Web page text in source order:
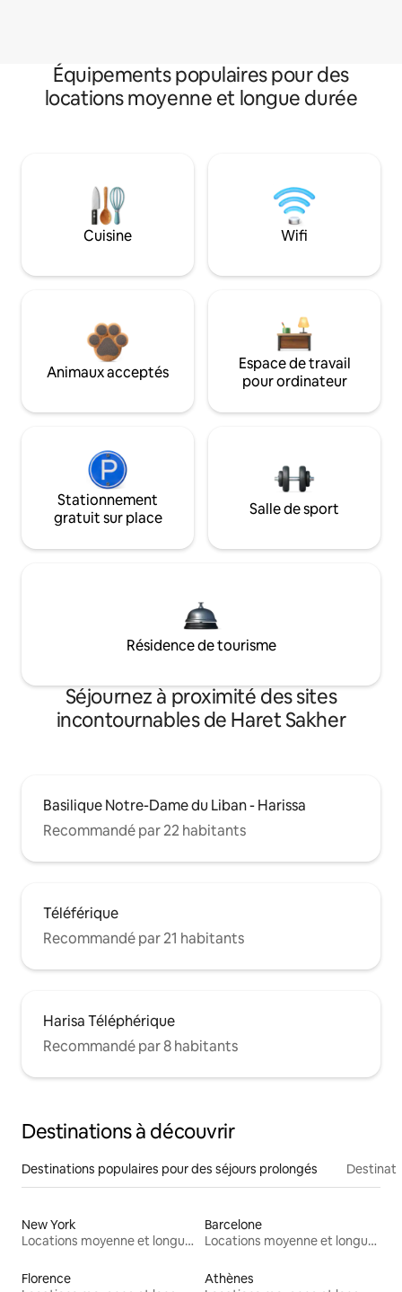
Équipements populaires pour des
locations moyenne et longue durée
Cuisine Wifi
Animaux acceptés
Espace de travail
pour ordinateur
Stationnement
gratuit sur place
Salle de sport
Résidence de tourisme
Séjournez à proximité des sites
incontournables de Haret Sakher
Basilique Notre-Dame du Liban - Harissa
Recommandé par 22 habitants
Téléférique
Recommandé par 21 habitants
Harisa Téléphérique
Recommandé par 8 habitants
Destinations à découvrir
Destinations populaires pour des séjours prolongés
New York
Locations moyenne et longue durée
Barcelone
Locations moyenne et longue durée
Florence
Athènes